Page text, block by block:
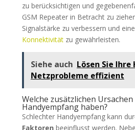
zu berücksichtigen und
GSM Repeater in Betracht zu
Signalstärke zu verbessern und
Konnektivitätzu gewährleisten.
Siehe auch Lösen Sie Ihre
Netzprobleme effizient
Welche zusätzlichen
Handyempfang haben?
Schlechter Handyempfang kann
Faktoren beeinflusst werden.